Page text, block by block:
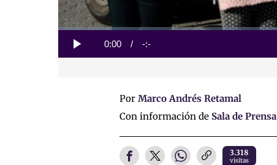
Play Current
0:00 / Duration
-:-
Loaded:
Por Marco Andrés Retamal
Con información de Sala de Prensa
3.318
visitas